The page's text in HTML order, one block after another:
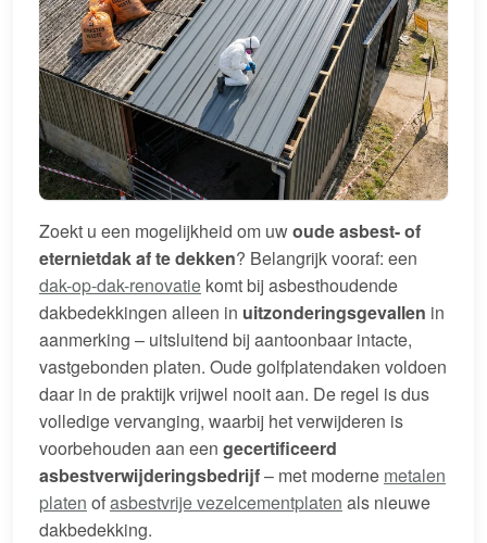
Zoekt u een mogelijkheid om uwoude asbest- of
eternietdak af te dekken? Belangrijk vooraf: een
dak-op-dak-renovatie komt bij asbesthoudende
dakbedekkingen alleen in uitzonderingsgevallen in
aanmerking – uitsluitend bij aantoonbaar intacte,
vastgebonden platen. Oude golfplatendaken voldoen
daar in de praktijk vrijwel nooit aan. De regel is dus
volledige vervanging, waarbij het verwijderen is
voorbehouden aan een gecertificeerd
asbestverwijderingsbedrijf– met moderne metalen
platen ofasbestvrije vezelcementplaten als nieuwe
dakbedekking.